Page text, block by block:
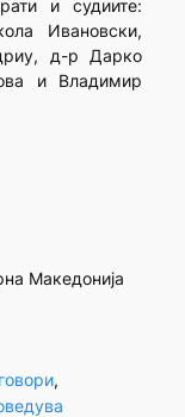
и судиите:
Ивановски,
д-р Дарко
и Владимир
Македонија